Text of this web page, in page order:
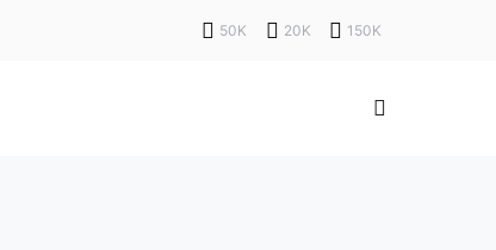
50K 20K 150K